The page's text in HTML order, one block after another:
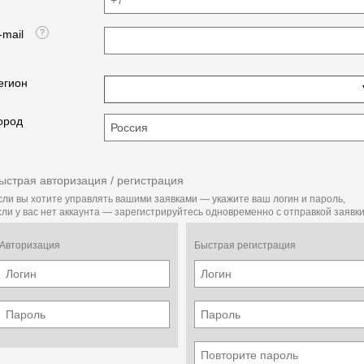
mail
авторизация / регистрация
вы хотите управлять вашими заявками — укажите ваш логин и пароль,
у вас нет аккаунта — зарегистрируйтесь одновременно с отправкой
Авторизация Быстрая регистрация